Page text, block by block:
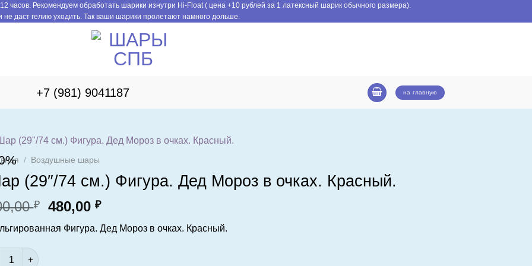
часов. Рекомендуем обработать шарики изнутри Hi-Float ( цена +10 рублей за 1 латексный шарик обычного размера).
даст гелию уходить. Так ваши шарики пролетают намного дольше.
+7 (981) 9041187 на главную
/ Воздушные шары
(29″/74 см.) Фигура. Дед Мороз в очках. Красный.
₽
Первоначальная
составляла
480,00 ₽Текущая
480,00 ₽.
Фигура. Дед Мороз в очках. Красный.
товара Шар (29"/74 см.) Фигура. Дед Мороз в очках. Красный.